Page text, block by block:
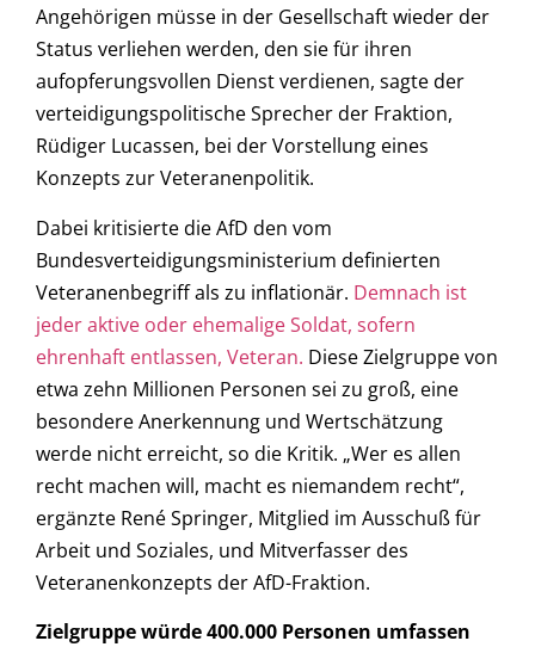
Angehörigen müsse in der Gesellschaft wieder der
Status verliehen werden, den sie für ihren
aufopferungsvollen Dienst verdienen, sagte der
verteidigungspolitische Sprecher der Fraktion,
Rüdiger Lucassen, bei der Vorstellung eines
Konzepts zur Veteranenpolitik.
Dabei kritisierte die AfD den vom
Bundesverteidigungsministerium definierten
Veteranenbegriff als zu inflationär. Demnach ist
jeder aktive oder ehemalige Soldat, sofern
ehrenhaft entlassen, Veteran. Diese Zielgruppe von
etwa zehn Millionen Personen sei zu groß, eine
besondere Anerkennung und Wertschätzung
werde nicht erreicht, so die Kritik. „Wer es allen
recht machen will, macht es niemandem recht“,
ergänzte René Springer, Mitglied im Ausschuß für
Arbeit und Soziales, und Mitverfasser des
Veteranenkonzepts der AfD-Fraktion.
Zielgruppe würde 400.000 Personen umfassen